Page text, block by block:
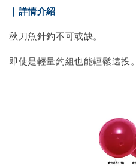
｜詳情介紹
秋刀魚針釣不可或缺。
即使是輕量釣組也能輕鬆遠投。